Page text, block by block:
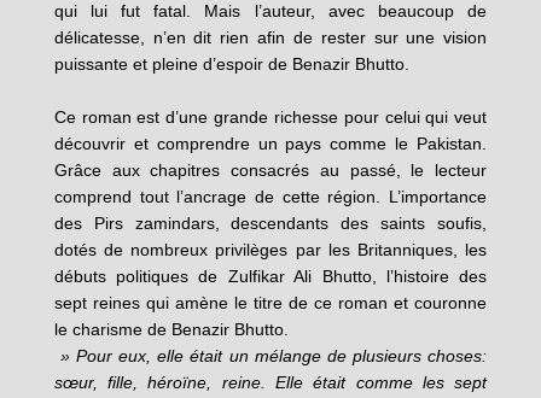
qui lui fut fatal. Mais l’auteur, avec beaucoup de
délicatesse, n’en dit rien afin de rester sur une vision
puissante et pleine d’espoir de Benazir Bhutto.
Ce roman est d’une grande richesse pour celui qui veut
découvrir et comprendre un pays comme le Pakistan.
Grâce aux chapitres consacrés au passé, le lecteur
comprend tout l’ancrage de cette région. L’importance
des Pirs zamindars, descendants des saints soufis,
dotés de nombreux privilèges par les Britanniques, les
débuts politiques de Zulfikar Ali Bhutto, l’histoire des
sept reines qui amène le titre de ce roman et couronne
le charisme de Benazir Bhutto.
» Pour eux, elle était un mélange de plusieurs choses:
sœur, fille, héroïne, reine. Elle était comme les sept